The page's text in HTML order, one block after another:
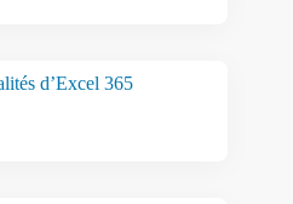
d’Excel 365